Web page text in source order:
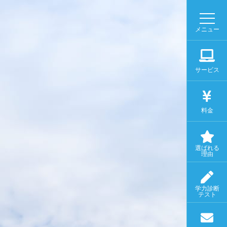
メニュー
サービス
料金
選ばれる
理由
学力診断
テスト